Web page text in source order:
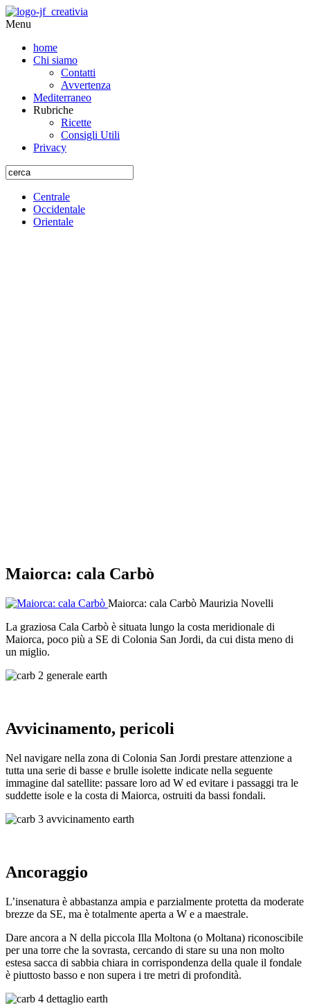
Menu
home
Chi siamo
Contatti
Avvertenza
Mediterraneo
Rubriche
Ricette
Consigli Utili
Privacy
Centrale
Occidentale
Orientale
Maiorca: cala Carbò
Maiorca: cala Carbò Maurizia Novelli
La graziosa Cala Carbò è situata lungo la costa meridionale di
Maiorca, poco più a SE di Colonia San Jordi, da cui dista meno di
un miglio.
Avvicinamento, pericoli
Nel navigare nella zona di Colonia San Jordi prestare attenzione a
tutta una serie di basse e brulle isolette indicate nella seguente
immagine dal satellite: passare loro ad W ed evitare i passaggi tra le
suddette isole e la costa di Maiorca, ostruiti da bassi fondali.
Ancoraggio
L’insenatura è abbastanza ampia e parzialmente protetta da moderate
brezze da SE, ma è totalmente aperta a W e a maestrale.
Dare ancora a N della piccola Illa Moltona (o Moltana) riconoscibile
per una torre che la sovrasta, cercando di stare su una non molto
estesa sacca di sabbia chiara in corrispondenza della quale il fondale
è piuttosto basso e non supera i tre metri di profondità.